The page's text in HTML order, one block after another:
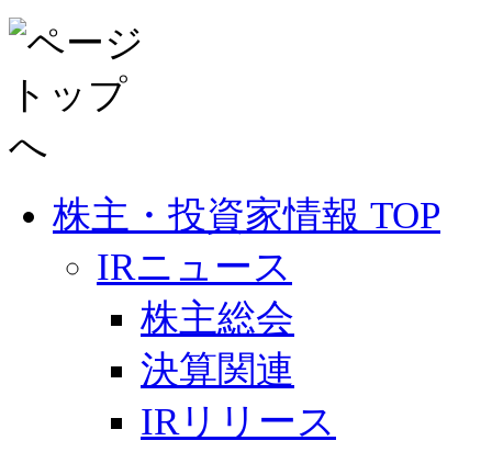
株主・投資家情報 TOP
IRニュース
株主総会
決算関連
IRリリース